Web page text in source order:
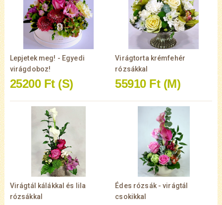
Lepjetek meg! - Egyedi
virágdoboz!
25200 Ft (S)
Virágtorta krémfehér
rózsákkal
55910 Ft (M)
Virágtál kálákkal és lila
rózsákkal
Édes rózsák - virágtál
csokikkal